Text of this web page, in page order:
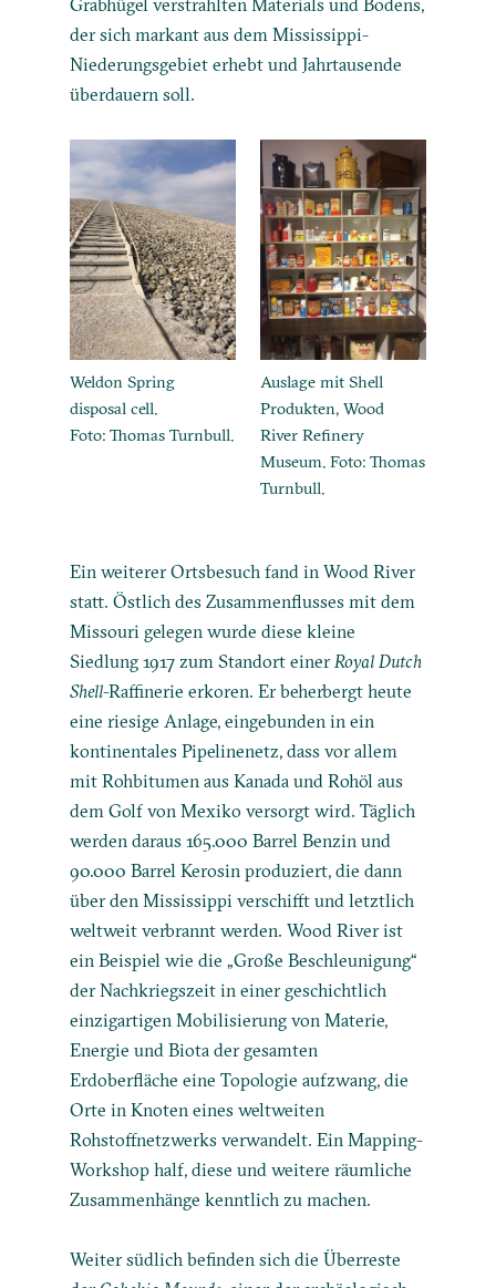
Grabhügel verstrahlten Materials und Bodens,
der sich markant aus dem Mississippi-
Niederungsgebiet erhebt und Jahrtausende
überdauern soll.
Weldon Spring
disposal cell.
Foto: Thomas Turnbull.
Auslage mit Shell
Produkten, Wood
River Refinery
Museum. Foto: Thomas
Turnbull.
Ein weiterer Ortsbesuch fand in Wood River
statt. Östlich des Zusammenflusses mit dem
Missouri gelegen wurde diese kleine
Siedlung 1917 zum Standort einerRoyal Dutch
Shell-Raffinerie erkoren. Er beherbergt heute
eine riesige Anlage, eingebunden in ein
kontinentales Pipelinenetz, dass vor allem
mit Rohbitumen aus Kanada und Rohöl aus
dem Golf von Mexiko versorgt wird. Täglich
werden daraus 165.000 Barrel Benzin und
90.000 Barrel Kerosin produziert, die dann
über den Mississippi verschifft und letztlich
weltweit verbrannt werden. Wood River ist
ein Beispiel wie die „Große Beschleunigung“
der Nachkriegszeit in einer geschichtlich
einzigartigen Mobilisierung von Materie,
Energie und Biota der gesamten
Erdoberfläche eine Topologie aufzwang, die
Orte in Knoten eines weltweiten
Rohstoffnetzwerks verwandelt. Ein Mapping-
Workshop half, diese und weitere räumliche
Zusammenhänge kenntlich zu machen.
Weiter südlich befinden sich die Überreste